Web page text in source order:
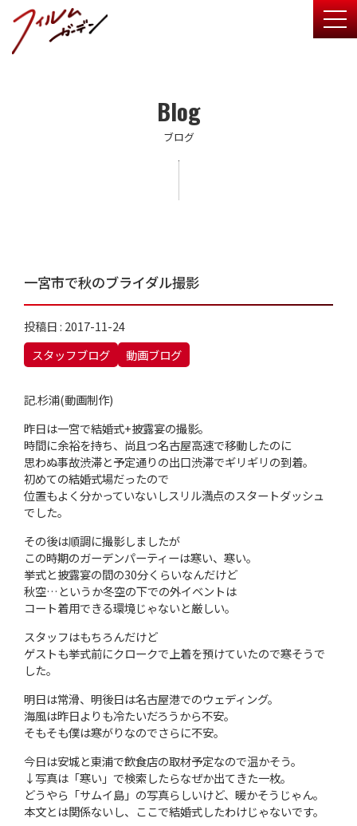
Blog
ブログ
一宮市で秋のブライダル撮影
投稿日 : 2017-11-24
スタッフブログ
動画ブログ
記.杉浦(動画制作)
昨日は一宮で結婚式+披露宴の撮影。
時間に余裕を持ち、尚且つ名古屋高速で移動したのに
思わぬ事故渋滞と予定通りの出口渋滞でギリギリの到着。
初めての結婚式場だったので
位置もよく分かっていないしスリル満点のスタートダッシュ
でした。
その後は順調に撮影しましたが
この時期のガーデンパーティーは寒い、寒い。
挙式と披露宴の間の30分くらいなんだけど
秋空…というか冬空の下での外イベントは
コート着用できる環境じゃないと厳しい。
スタッフはもちろんだけど
ゲストも挙式前にクロークで上着を預けていたので寒そうで
した。
明日は常滑、明後日は名古屋港でのウェディング。
海風は昨日よりも冷たいだろうから不安。
そもそも僕は寒がりなのでさらに不安。
今日は安城と東浦で飲食店の取材予定なので温かそう。
↓写真は「寒い」で検索したらなぜか出てきた一枚。
どうやら「サムイ島」の写真らしいけど、暖かそうじゃん。
本文とは関係ないし、ここで結婚式したわけじゃないです。